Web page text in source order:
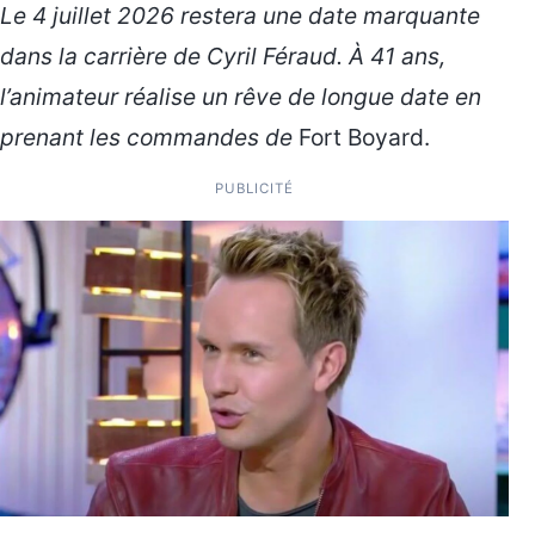
Le 4 juillet 2026 restera une date marquante
dans la carrière de Cyril Féraud. À 41 ans,
l’animateur réalise un rêve de longue date en
prenant les commandes de Fort Boyard.
PUBLICITÉ